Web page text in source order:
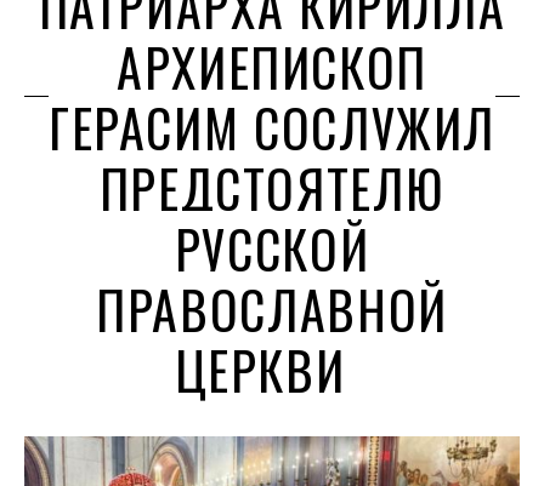
АРХИЕПИСКОП
ГЕРАСИМ СОСЛУЖИЛ
ПРЕДСТОЯТЕЛЮ
РУССКОЙ
ПРАВОСЛАВНОЙ
ЦЕРКВИ